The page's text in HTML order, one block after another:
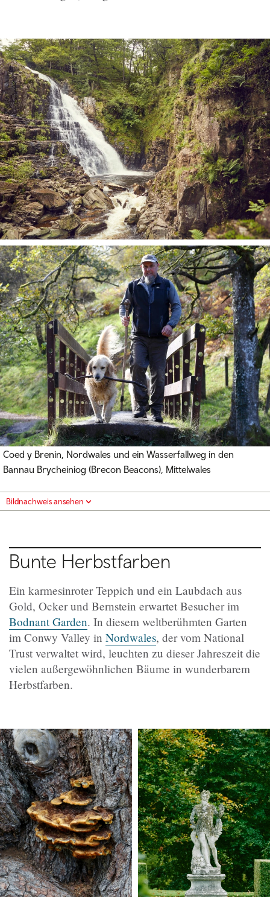
Coed y Brenin, Nordwales und ein Wasserfallweg in den
Bannau Brycheiniog (Brecon Beacons), Mittelwales
Bildnachweis ansehen
Bunte Herbstfarben
Ein karmesinroter Teppich und ein Laubdach aus
Gold, Ocker und Bernstein erwartet Besucher im
Bodnant Garden. In diesem weltberühmten Garten
im Conwy Valley in Nordwales, der vom National
Trust verwaltet wird, leuchten zu dieser Jahreszeit die
vielen außergewöhnlichen Bäume in wunderbarem
Herbstfarben.